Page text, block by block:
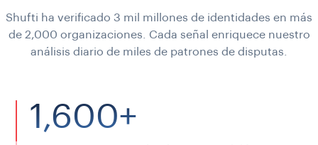
Shufti ha verificado 3 mil millones de identidades en más
de 2,000 organizaciones. Cada señal enriquece nuestro
análisis diario de miles de patrones de disputas.
1,600+